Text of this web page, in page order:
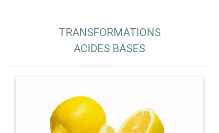
TRANSFORMATIONS
ACIDES BASES